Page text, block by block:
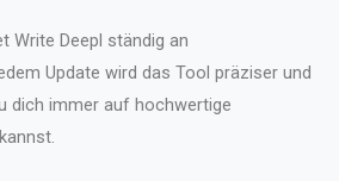
Write Deepl ständig an
Update wird das Tool präziser und
dich immer auf hochwertige